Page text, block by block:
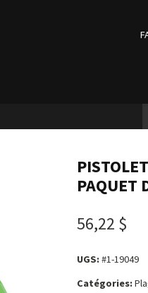
PAQUET
56,22 $
UGS:#1-19049
Catégories: